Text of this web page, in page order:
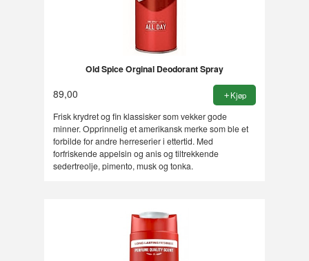
Old Spice Orginal Deodorant Spray
89,00 Kjøp
Frisk krydret og fin klassisker som vekker gode
minner. Opprinnelig et amerikansk merke som ble et
forbilde for andre herreserier i ettertid. Med
forfriskende appelsin og anis og tiltrekkende
sedertreolje, pimento, musk og tonka.